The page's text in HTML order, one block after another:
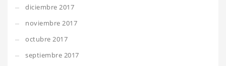
diciembre 2017
noviembre 2017
octubre 2017
septiembre 2017